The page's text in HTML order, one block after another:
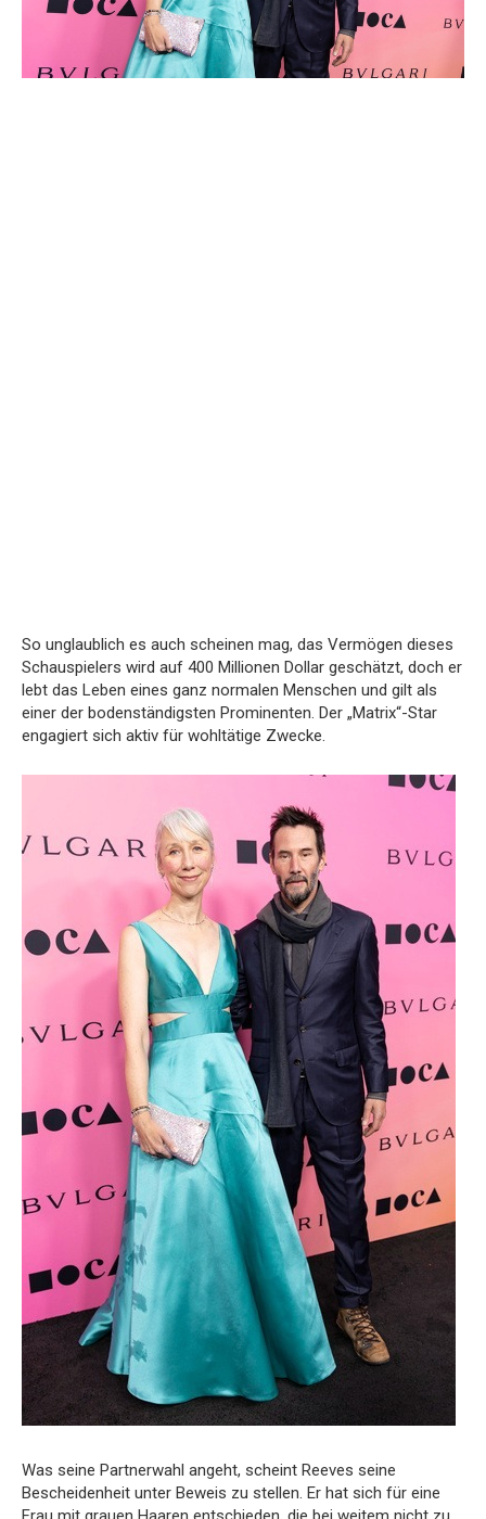
So unglaublich es auch scheinen mag, das Vermögen dieses
Schauspielers wird auf 400 Millionen Dollar geschätzt, doch er
lebt das Leben eines ganz normalen Menschen und gilt als
einer der bodenständigsten Prominenten. Der „Matrix“-Star
engagiert sich aktiv für wohltätige Zwecke.
Was seine Partnerwahl angeht, scheint Reeves seine
Bescheidenheit unter Beweis zu stellen. Er hat sich für eine